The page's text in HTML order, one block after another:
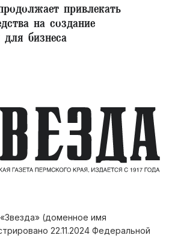
привлекать
на создание
бизнеса
(доменное имя
22.11.2024 Федеральной